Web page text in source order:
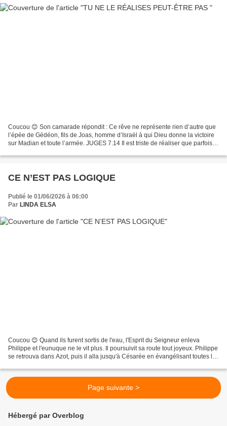
Coucou 😊 Son camarade répondit : Ce rêve ne représente rien d’autre que
l’épée de Gédéon, fils de Joas, homme d’Israël à qui Dieu donne la victoire
sur Madian et toute l’armée. JUGES 7.14 Il est triste de réaliser que parfois,
CE N’EST PAS LOGIQUE
Publié le 01/06/2026 à 06:00
Par LINDA ELSA
Coucou 😊 Quand ils furent sortis de l'eau, l'Esprit du Seigneur enleva
Philippe et l'eunuque ne le vit plus. Il poursuivit sa route tout joyeux. Philippe
se retrouva dans Azot, puis il alla jusqu'à Césarée en évangélisant toutes les
Page suivante >
Hébergé par Overblog